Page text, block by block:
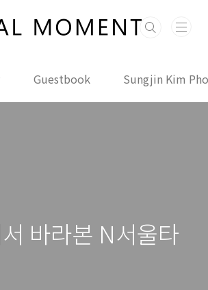
Guestbook Sungjin Kim
바라본 N서울타